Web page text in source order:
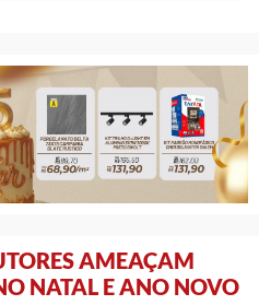
AMEAÇAM
NATAL E ANO NOVO